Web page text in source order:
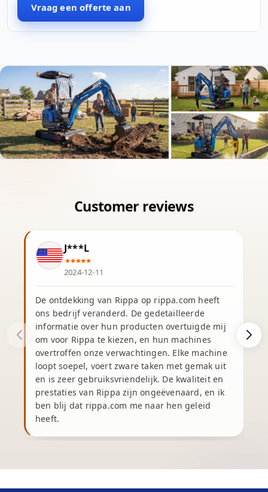
Vraag een offerte aan
J***L
2024-12-11
De ontdekking van Rippa op rippa.com heeft
ons bedrijf veranderd. De gedetailleerde
informatie over hun producten overtuigde mij
om voor Rippa te kiezen, en hun machines
overtroffen onze verwachtingen. Elke machine
loopt soepel, voert zware taken met gemak uit
en is zeer gebruiksvriendelijk. De kwaliteit en
prestaties van Rippa zijn ongeëvenaard, en ik
ben blij dat rippa.com me naar hen geleid
heeft.